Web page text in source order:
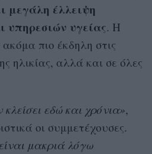
μεγάλη έλλειψη
υπηρεσιών υγείας. Η
πιο έκδηλη στις
ηλικίας, αλλά και σε όλες
εδώ και χρόνια»,
οι συμμετέχουσες.
μακριά λόγω